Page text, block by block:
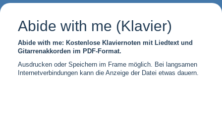
Abide with me (Klavier)
Abide with me: Kostenlose Klaviernoten mit Liedtext und
Gitarrenakkorden im PDF-Format.
Ausdrucken oder Speichern im Frame möglich. Bei langsamen
Internetverbindungen kann die Anzeige der Datei etwas dauern.